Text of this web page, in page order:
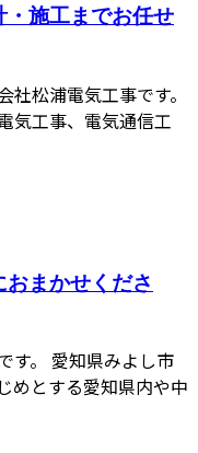
施工までお任せ
松浦電気工事です。
気工事、電気通信工
まかせくださ
す。 愛知県みよし市
めとする愛知県内や中